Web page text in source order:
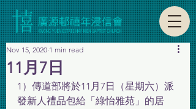
11月7日
Nov 15, 2020 1 min read
1）傳道部將於11月7日（星期六）派
發新人禮品包給「綠怡雅苑」的居